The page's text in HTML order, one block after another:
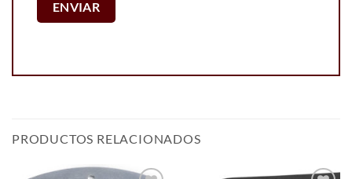
PRODUCTOS RELACIONADOS